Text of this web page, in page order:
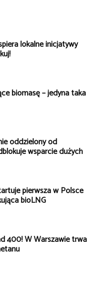
lokalne inicjatywy
biomasę – jedyna taka
oddzielony od
wsparcie dużych
pierwsza w Polsce
bioLNG
400! W Warszawie trwa